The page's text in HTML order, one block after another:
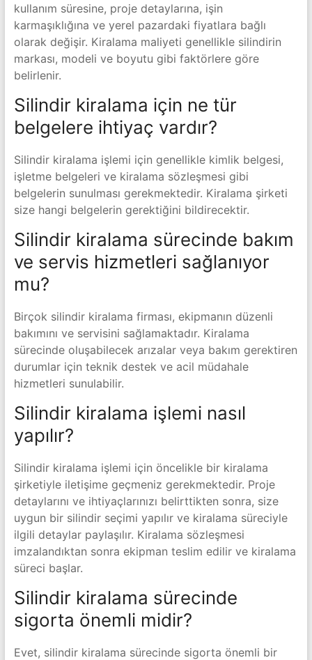
kullanım süresine, proje detaylarına, işin
karmaşıklığına ve yerel pazardaki fiyatlara bağlı
olarak değişir. Kiralama maliyeti genellikle silindirin
markası, modeli ve boyutu gibi faktörlere göre
belirlenir.
Silindir kiralama için ne tür
belgelere ihtiyaç vardır?
Silindir kiralama işlemi için genellikle kimlik belgesi,
işletme belgeleri ve kiralama sözleşmesi gibi
belgelerin sunulması gerekmektedir. Kiralama şirketi
size hangi belgelerin gerektiğini bildirecektir.
Silindir kiralama sürecinde bakım
ve servis hizmetleri sağlanıyor
mu?
Birçok silindir kiralama firması, ekipmanın düzenli
bakımını ve servisini sağlamaktadır. Kiralama
sürecinde oluşabilecek arızalar veya bakım gerektiren
durumlar için teknik destek ve acil müdahale
hizmetleri sunulabilir.
Silindir kiralama işlemi nasıl
yapılır?
Silindir kiralama işlemi için öncelikle bir kiralama
şirketiyle iletişime geçmeniz gerekmektedir. Proje
detaylarını ve ihtiyaçlarınızı belirttikten sonra, size
uygun bir silindir seçimi yapılır ve kiralama süreciyle
ilgili detaylar paylaşılır. Kiralama sözleşmesi
imzalandıktan sonra ekipman teslim edilir ve kiralama
süreci başlar.
Silindir kiralama sürecinde
sigorta önemli midir?
Evet, silindir kiralama sürecinde sigorta önemli bir